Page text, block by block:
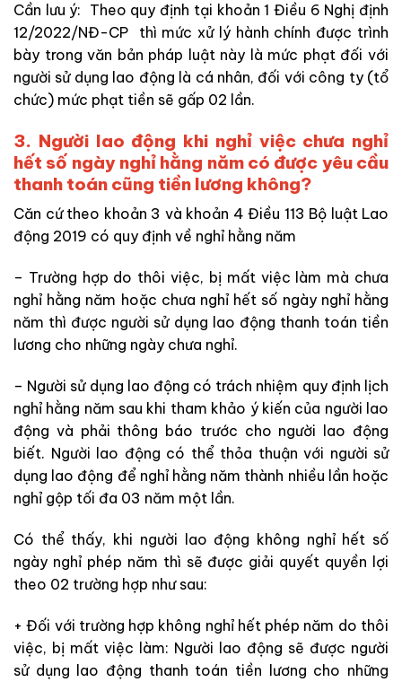
Cần lưu ý: Theo quy định tại khoản 1 Điều 6 Nghị định
12/2022/NĐ-CP thì mức xử lý hành chính được trình
bày trong văn bản pháp luật này là mức phạt đối với
người sử dụng lao động là cá nhân, đối với công ty (tổ
chức) mức phạt tiền sẽ gấp 02 lần.
3. Người lao động khi nghỉ việc chưa nghỉ
hết số ngày nghỉ hằng năm có được yêu cầu
thanh toán cũng tiền lương không?
Căn cứ theo khoản 3 và khoản 4 Điều 113 Bộ luật Lao
động 2019 có quy định về nghỉ hằng năm
– Trường hợp do thôi việc, bị mất việc làm mà chưa
nghỉ hằng năm hoặc chưa nghỉ hết số ngày nghỉ hằng
năm thì được người sử dụng lao động thanh toán tiền
lương cho những ngày chưa nghỉ.
– Người sử dụng lao động có trách nhiệm quy định lịch
nghỉ hằng năm sau khi tham khảo ý kiến của người lao
động và phải thông báo trước cho người lao động
biết. Người lao động có thể thỏa thuận với người sử
dụng lao động để nghỉ hằng năm thành nhiều lần hoặc
nghỉ gộp tối đa 03 năm một lần.
Có thể thấy, khi người lao động không nghỉ hết số
ngày nghỉ phép năm thì sẽ được giải quyết quyền lợi
theo 02 trường hợp như sau:
+ Đối với trường hợp không nghỉ hết phép năm do thôi
việc, bị mất việc làm: Người lao động sẽ được người
sử dụng lao động thanh toán tiền lương cho những